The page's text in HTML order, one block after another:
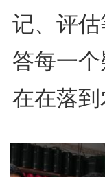
记、评
答每一
在在落到